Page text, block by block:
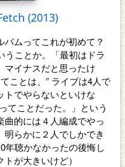
(2013)
ムってこれが初めて？
うことか。「最初はドラ
マイナスだと思ったけ
ことは、” ライブは4人で
トでやらないといけな
てことだった。」という
曲的には４人編成でやっ
らかに２人でしかでき
年聴かなかったの後悔し
が大きいけど）